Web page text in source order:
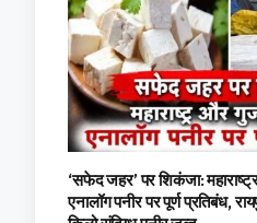
‘सफेद जहर’ पर शिकंजा:
एनालॉग पनीर पर पूर्ण प्रतिबंध,